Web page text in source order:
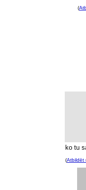
(
ko tu
(Atbildēt